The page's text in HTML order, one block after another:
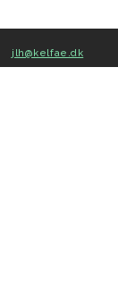
jlh@kelfae.dk